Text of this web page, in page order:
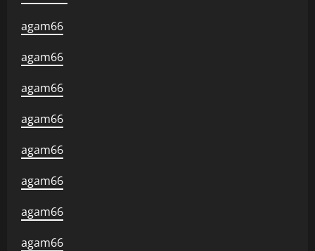
agam66
agam66
agam66
agam66
agam66
agam66
agam66
agam66